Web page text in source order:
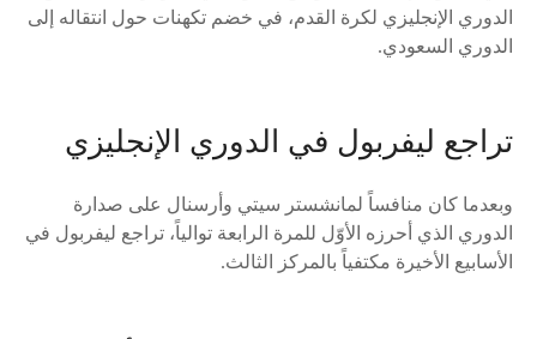
الدوري الإنجليزي لكرة القدم، في خضم تكهنات حول انتقاله إلى
الدوري السعودي.
تراجع ليفربول في الدوري الإنجليزي
وبعدما كان منافساً لمانشستر سيتي وأرسنال على صدارة
الدوري الذي أحرزه الأوّل للمرة الرابعة توالياً، تراجع ليفربول في
الأسابيع الأخيرة مكتفياً بالمركز الثالث.